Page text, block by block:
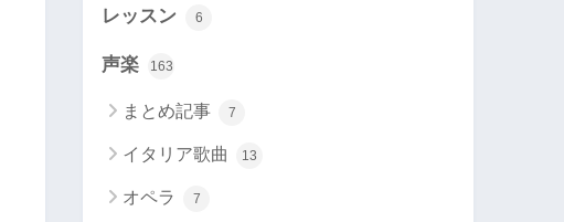
レッスン 6
声楽 163
まとめ記事 7
イタリア歌曲 13
オペラ 7